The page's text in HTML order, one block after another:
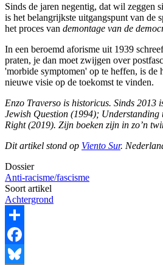
Sinds de jaren negentig, dat wil zeggen
is het belangrijkste uitgangspunt van de
het proces van demontage van de
In een beroemd aforisme uit 1939
praten, je dan moet zwijgen over
'morbide symptomen' op te heffen, is de
nieuwe visie op de toekomst te vinden.
Enzo Traverso is historicus. Sinds 2013
Jewish Question (1994);
Right (2019). Zijn boeken zijn in zo’n
Dit artikel stond op Viento Sur.
Dossier
Anti-racisme/fascisme
Soort artikel
Achtergrond
Share
Facebook